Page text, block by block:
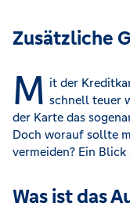
Zusätzliche
M it der
schnell teuer
der Karte das
Doch worauf sollte
vermeiden? Ein
Was ist das